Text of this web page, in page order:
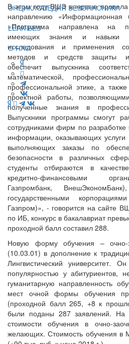
ЭНЦИКЛОПЕДИЯ БЕЗОПАСНИКА
LEAK-БЕЗ
О НАС
В этом году ВШЭ впервые
направлению «Информационная
«Программа направлена на
имеющих знания и навыки в
исследования и применения
методов и средств защиты
обеспечит выпускника
математической,
профессиональной этике, а
проектной работы,
полученные знания в
Выпускники программы смогут
сотрудниками фирм по разработке
информации, оказывающих
выполняющих заказы по
безопасности в различных
студенты отбираются в
кредитно-финансовыми
Газпромбанк,
государственными
Газпром)», - говорится на сайте
по ИБ, конкурс в бакалавриат
проходной балл составил 288.
Новую форму обучения – очно-
(10.03.01) в дополнение к
Лингвистический университет.
популярностью у абитуриентов,
гуманитарную направленность
мест очной формы обучения
(проходной балл 265, +8 к
были поданы 287 заявлений. На
стоимости обучения в очно-
желающих. Стоимость обучения в